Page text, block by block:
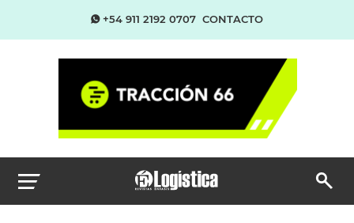
+54 911 2192 0707 CONTACTO